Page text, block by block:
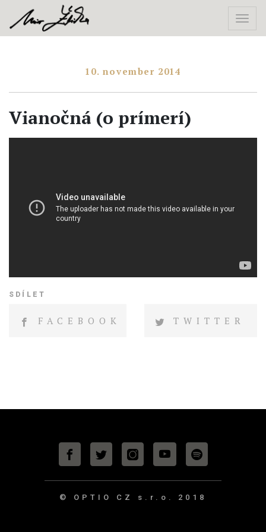
10. november 2014
Vianočná (o prímerí)
SDÍLET
FACEBOOK TWITTER
© OPTIO CZ s.r.o. 2018